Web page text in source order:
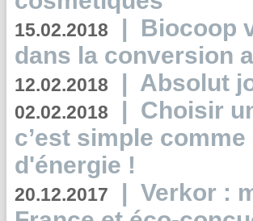
15.02.2018 | Biocoop
dans la conversion
12.02.2018 | Absolut
02.02.2018 | Choisir
c’est simple
d'énergie !
20.12.2017 | Verkor :